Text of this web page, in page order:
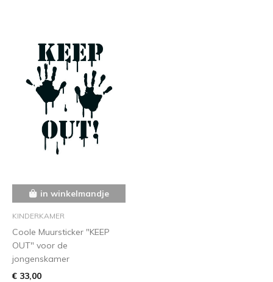
in winkelmandje
KINDERKAMER
Coole Muursticker "KEEP
OUT" voor de
jongenskamer
€ 33,00